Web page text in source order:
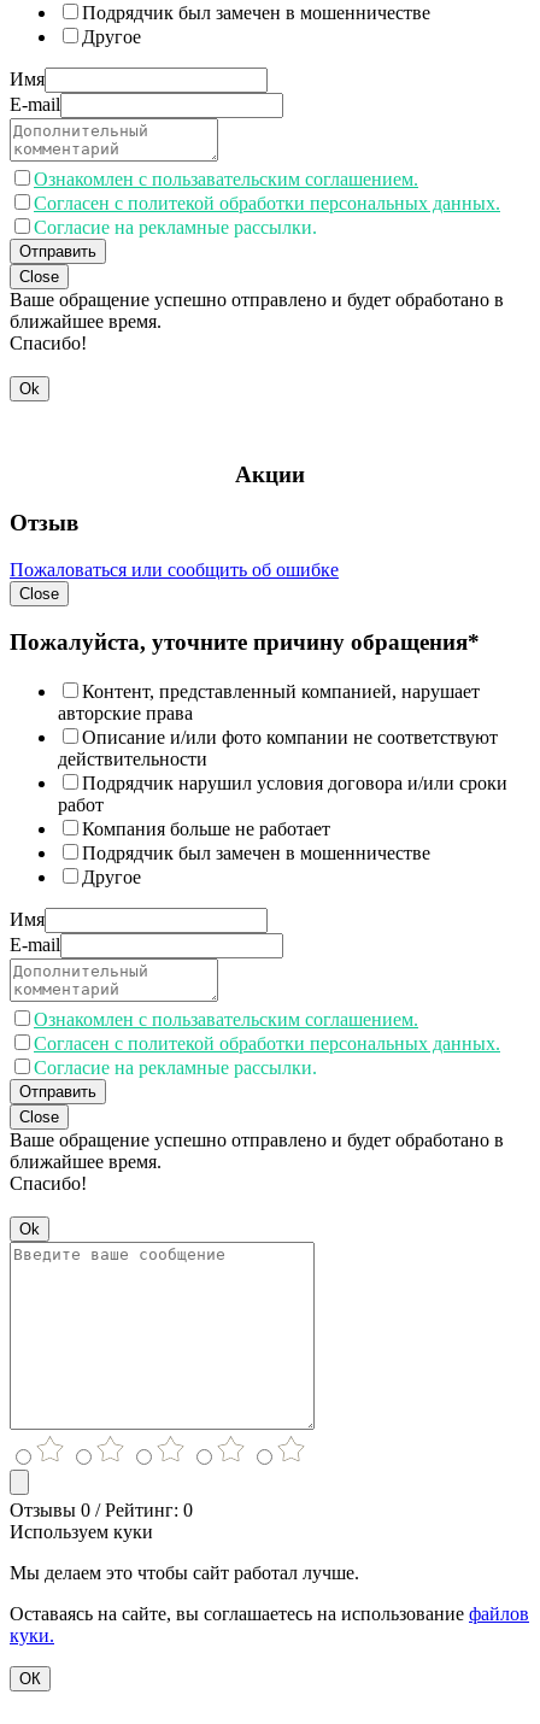
Подрядчик был замечен в мошенничестве
Другое
Имя
E-mail
Ознакомлен с пользавательским соглашением.
Согласен с политекой обработки персональных данных.
Согласие на рекламные рассылки.
Отправить
Close
Ваше обращение успешно отправлено и будет обработано в
ближайшее время.
Спасибо!
Ok
Акции
Отзыв
Пожаловаться или сообщить об ошибке
Close
Пожалуйста, уточните причину обращения*
Контент, представленный компанией, нарушает
авторские права
Описание и/или фото компании не соответствуют
действительности
Подрядчик нарушил условия договора и/или сроки
работ
Компания больше не работает
Подрядчик был замечен в мошенничестве
Другое
Имя
E-mail
Ознакомлен с пользавательским соглашением.
Согласен с политекой обработки персональных данных.
Согласие на рекламные рассылки.
Отправить
Close
Ваше обращение успешно отправлено и будет обработано в
ближайшее время.
Спасибо!
Ok
Отзывы 0 / Рейтинг: 0
Используем куки
Мы делаем это чтобы сайт работал лучше.
Оставаясь на сайте, вы соглашаетесь на использование файлов
куки.
ОК